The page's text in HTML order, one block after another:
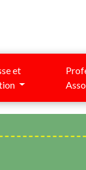
et